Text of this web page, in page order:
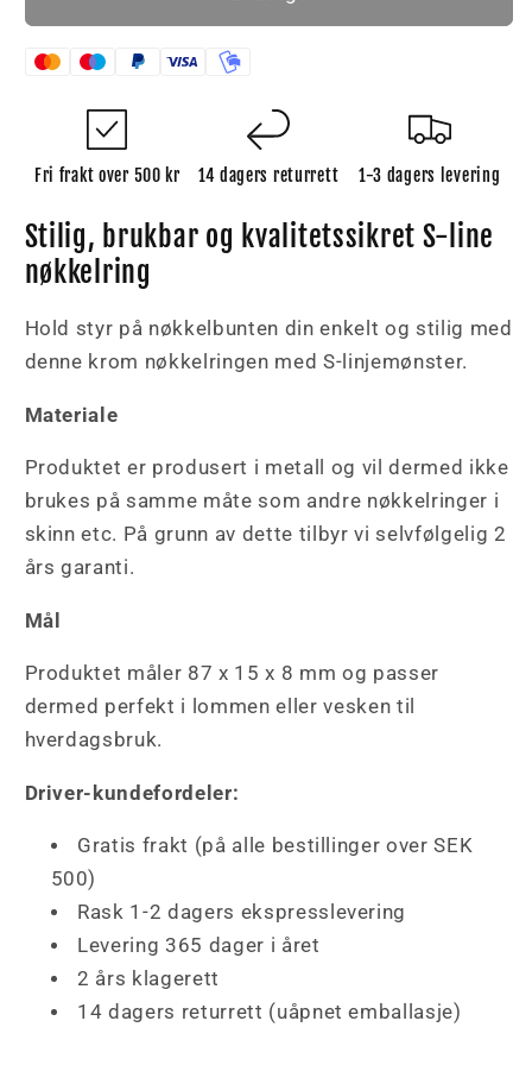
line
nøkkelring
line
nøkkelring
Fri frakt over 500 kr 14 dagers returrett 1-3 dagers levering
Stilig, brukbar og kvalitetssikret S-line
nøkkelring
Hold styr på nøkkelbunten din enkelt og stilig med
denne krom nøkkelringen med S-linjemønster.
Materiale
Produktet er produsert i metall og vil dermed ikke
brukes på samme måte som andre nøkkelringer i
skinn etc. På grunn av dette tilbyr vi selvfølgelig 2
års garanti.
Mål
Produktet måler 87 x 15 x 8 mm og passer
dermed perfekt i lommen eller vesken til
hverdagsbruk.
Driver-kundefordeler:
Gratis frakt (på alle bestillinger over SEK
500)
Rask 1-2 dagers ekspresslevering
Levering 365 dager i året
2 års klagerett
14 dagers returrett (uåpnet emballasje)